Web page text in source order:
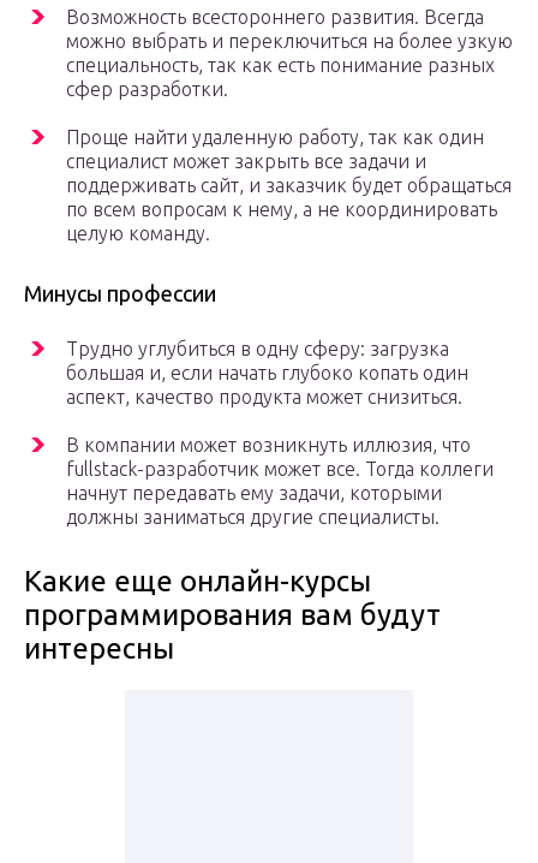
Возможность всестороннего развития. Всегда
можно выбрать и переключиться на более узкую
специальность, так как есть понимание разных
сфер разработки.
Проще найти удаленную работу, так как один
специалист может закрыть все задачи и
поддерживать сайт, и заказчик будет обращаться
по всем вопросам к нему, а не координировать
целую команду.
Минусы профессии
Трудно углубиться в одну сферу: загрузка
большая и, если начать глубоко копать один
аспект, качество продукта может снизиться.
В компании может возникнуть иллюзия, что
fullstack-разработчик может все. Тогда коллеги
начнут передавать ему задачи, которыми
должны заниматься другие специалисты.
Какие еще онлайн-курсы
программирования вам будут
интересны